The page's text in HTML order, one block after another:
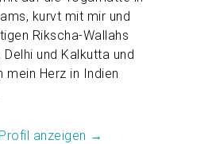
kurvt mit mir und
Rikscha-Wallahs
und Kalkutta und
mein Herz in Indien
anzeigen →